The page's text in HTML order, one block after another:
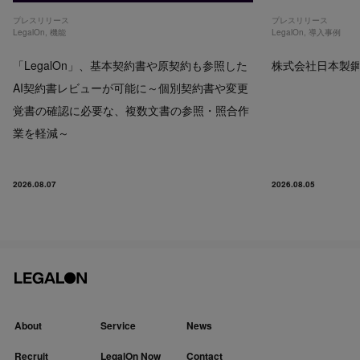
プレスリリース
LegalOn,機能
「LegalOn」、基本契約書や原契約も参照した
AI契約書レビューが可能に～個別契約書や変更
覚書の確認に必要な、複数文書の参照・照合作
業を軽減～
2026.08.07
プレスリリース
LegalOn, 導入事例
株式会社日本製
2026.08.05
About Service News
Recruit LegalOn Now Contact